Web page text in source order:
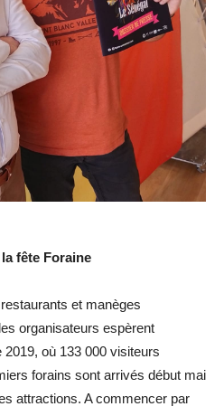
fête Foraine
et manèges
organisateurs espèrent
où 133 000 visiteurs
forains sont arrivés début mai
attractions. A commencer par